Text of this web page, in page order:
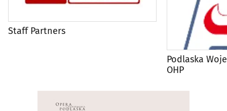
Staff Partners
Podlaska
OHP